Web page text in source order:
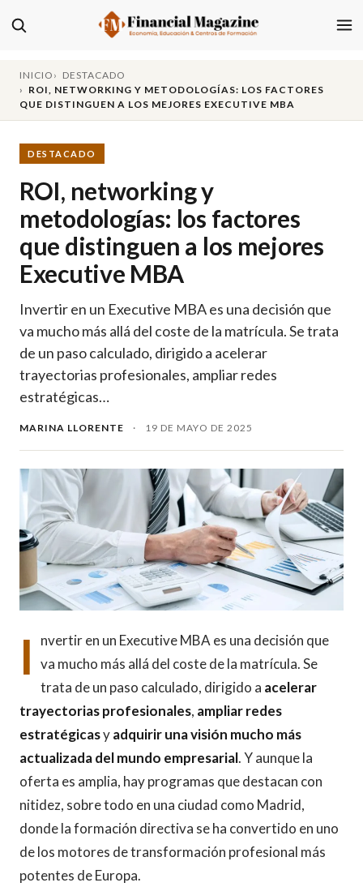
INICIO
DESTACADO
ROI, NETWORKING Y METODOLOGÍAS: LOS FACTORES
QUE DISTINGUEN A LOS MEJORES EXECUTIVE MBA
DESTACADO
ROI, networking y
metodologías: los factores
que distinguen a los mejores
Executive MBA
Invertir en un Executive MBA es una decisión que
va mucho más allá del coste de la matrícula. Se trata
de un paso calculado, dirigido a acelerar
trayectorias profesionales, ampliar redes
estratégicas…
MARINA LLORENTE · 19 DE MAYO DE 2025
I
nvertir en un Executive MBA es una decisión que
va mucho más allá del coste de la matrícula. Se
trata de un paso calculado, dirigido a acelerar
trayectorias profesionales, ampliar redes
estratégicasyadquirir una visión mucho más
actualizada del mundo empresarial. Y aunque la
oferta es amplia, hay programas que destacan con
nitidez, sobre todo en una ciudad como Madrid,
donde la formación directiva se ha convertido en uno
de los motores de transformación profesional más
potentes de Europa.